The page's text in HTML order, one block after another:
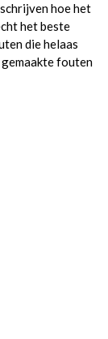
hoe het
het beste
die helaas
fouten